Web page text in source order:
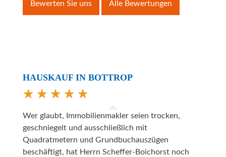
Bewerten Sie uns Alle Bewertungen
HAUSKAUF IN BOTTROP
Wer glaubt, Immobilienmakler seien trocken,
geschniegelt und ausschließlich mit
Quadratmetern und Grundbuchauszügen
beschäftigt, hat Herrn Scheffer-Boichorst noch